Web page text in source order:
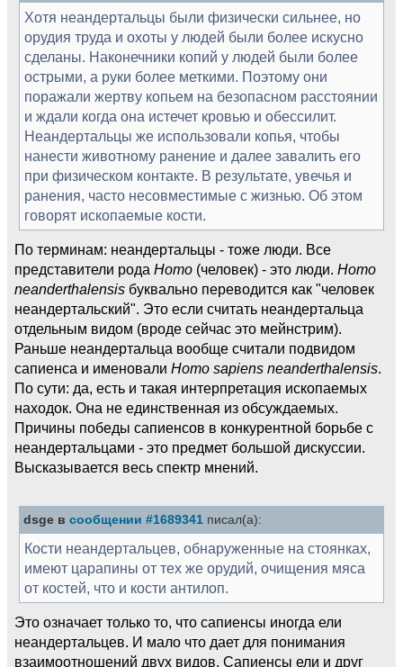
Хотя неандертальцы были физически сильнее, но
орудия труда и охоты у людей были более искусно
сделаны. Наконечники копий у людей были более
острыми, а руки более меткими. Поэтому они
поражали жертву копьем на безопасном расстоянии
и ждали когда она истечет кровью и обессилит.
Неандертальцы же использовали копья, чтобы
нанести животному ранение и далее завалить его
при физическом контакте. В результате, увечья и
ранения, часто несовместимые с жизнью. Об этом
говорят ископаемые кости.
По терминам: неандертальцы - тоже люди. Все
представители рода Homo (человек) - это люди. Homo
neanderthalensis буквально переводится как "человек
неандертальский". Это если считать неандертальца
отдельным видом (вроде сейчас это мейнстрим).
Раньше неандертальца вообще считали подвидом
сапиенса и именовали Homo sapiens neanderthalensis.
По сути: да, есть и такая интерпретация ископаемых
находок. Она не единственная из обсуждаемых.
Причины победы сапиенсов в конкурентной борьбе с
неандертальцами - это предмет большой дискуссии.
Высказывается весь спектр мнений.
dsge в сообщении #1689341 писал(а):
Кости неандертальцев, обнаруженные на стоянках,
имеют царапины от тех же орудий, очищения мяса
от костей, что и кости антилоп.
Это означает только то, что сапиенсы иногда ели
неандертальцев. И мало что дает для понимания
взаимоотношений двух видов. Сапиенсы ели и друг